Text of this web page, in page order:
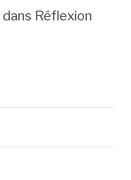
dans Réflexion